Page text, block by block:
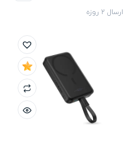
ارسال 2 روزه